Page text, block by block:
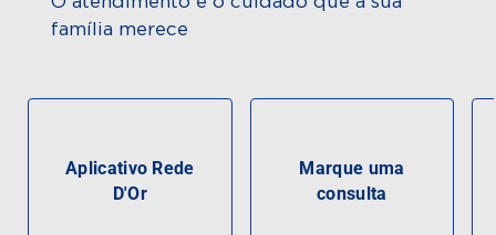
família merece
Aplicativo Rede
D'Or
Marque uma
consulta